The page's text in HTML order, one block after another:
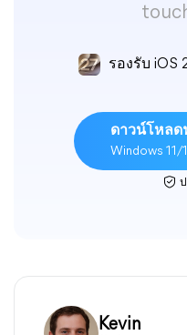
รองรับ iOS
ดาวน์โหลด
Windows
Kevin